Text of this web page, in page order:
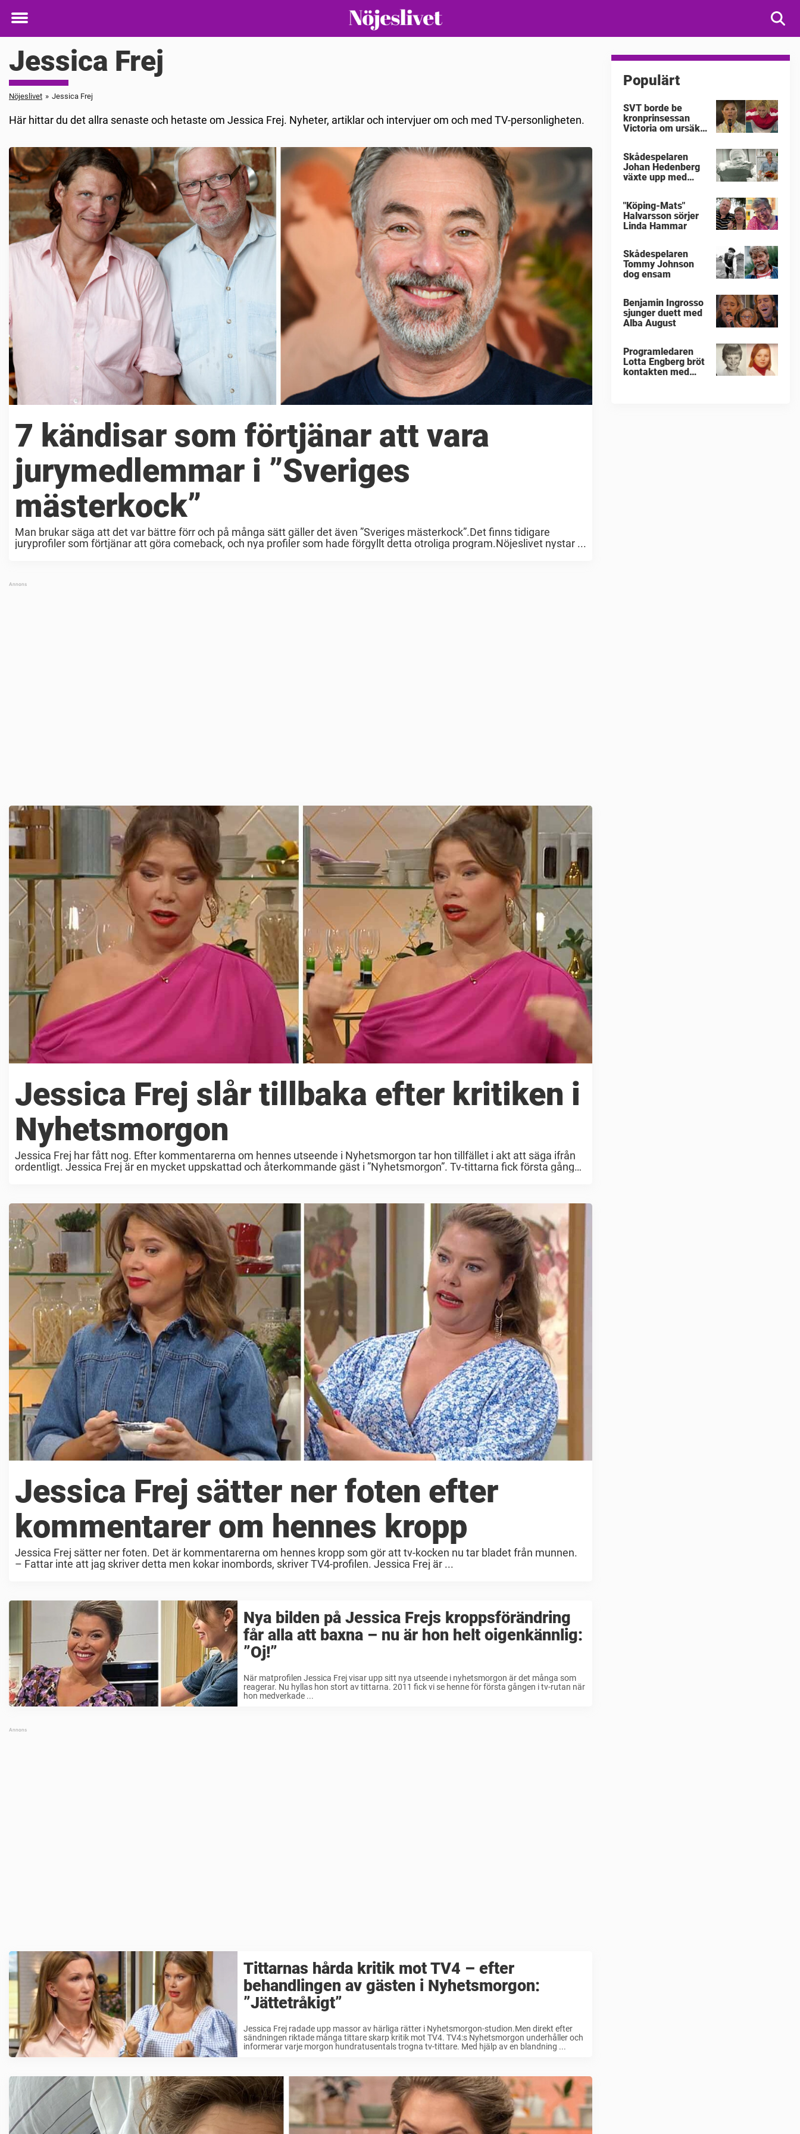
Toggle
Jessica Frej
Nöjeslivet » Jessica Frej
Här hittar du det allra senaste och hetaste om Jessica Frej. Nyheter, artiklar och intervjuer om och med TV-personligheten.
7 kändisar som förtjänar att vara
jurymedlemmar i ”Sveriges
mästerkock”
Man brukar säga att det var bättre förr och på många sätt gäller det även ”Sveriges mästerkock”.Det finns tidigare
juryprofiler som förtjänar att göra comeback, och nya profiler som hade förgyllt detta otroliga program.Nöjeslivet nystar ...
Jessica Frej slår tillbaka efter kritiken i
Nyhetsmorgon
Jessica Frej har fått nog. Efter kommentarerna om hennes utseende i Nyhetsmorgon tar hon tillfället i akt att säga ifrån
ordentligt. Jessica Frej är en mycket uppskattad och återkommande gäst i ”Nyhetsmorgon”. Tv-tittarna fick första gången
Jessica Frej sätter ner foten efter
kommentarer om hennes kropp
Jessica Frej sätter ner foten. Det är kommentarerna om hennes kropp som gör att tv-kocken nu tar bladet från munnen.
– Fattar inte att jag skriver detta men kokar inombords, skriver TV4-profilen. Jessica Frej är ...
Nya bilden på Jessica Frejs kroppsförändring
får alla att baxna – nu är hon helt oigenkännlig:
”Oj!”
När matprofilen Jessica Frej visar upp sitt nya utseende i nyhetsmorgon är det många som
reagerar. Nu hyllas hon stort av tittarna. 2011 fick vi se henne för första gången i tv-rutan när
hon medverkade ...
Tittarnas hårda kritik mot TV4 – efter
behandlingen av gästen i Nyhetsmorgon:
”Jättetråkigt”
Jessica Frej radade upp massor av härliga rätter i Nyhetsmorgon-studion.Men direkt efter
sändningen riktade många tittare skarp kritik mot TV4. TV4:s Nyhetsmorgon underhåller och
informerar varje morgon hundratusentals trogna tv-tittare. Med hjälp av en blandning ...
Populärt
SVT borde be
kronprinsessan
Victoria om ursäkt
Skådespelaren
Johan Hedenberg
växte upp med
"Köping-Mats"
Halvarsson sörjer
Linda Hammar
Skådespelaren
Tommy Johnson
dog ensam
Benjamin Ingrosso
sjunger duett med
Alba August
Programledaren
Lotta Engberg bröt
kontakten med